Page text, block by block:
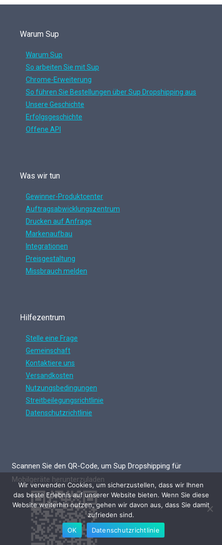
Warum Sup
Warum Sup
So arbeiten Sie mit Sup
Chrome-Erweiterung
So führen Sie Bestellungen über Sup Dropshipping aus
Unsere Geschichte
Erfolgsgeschichte
Offene API
Was wir tun
Gewinner-Produktcenter
Auftragsabwicklungszentrum
Drucken auf Anfrage
Markenaufbau
Integrationen
Preisgestaltung
Missbrauch melden
Hilfezentrum
Stelle eine Frage
Gemeinschaft
Kontaktiere uns
Versandkosten
Nutzungsbedingungen
Streitbeilegungsrichtlinie
Datenschutzrichtlinie
Scannen Sie den QR-Code, um Sup Dropshipping für
Mobilgeräte herunterzuladen
Wir verwenden Cookies, um sicherzustellen, dass wir Ihnen
das beste Erlebnis auf unserer Website bieten. Wenn Sie diese
Website weiterhin nutzen, gehen wir davon aus, dass Sie damit
zufrieden sind.
OK
Datenschutzrichtlinie